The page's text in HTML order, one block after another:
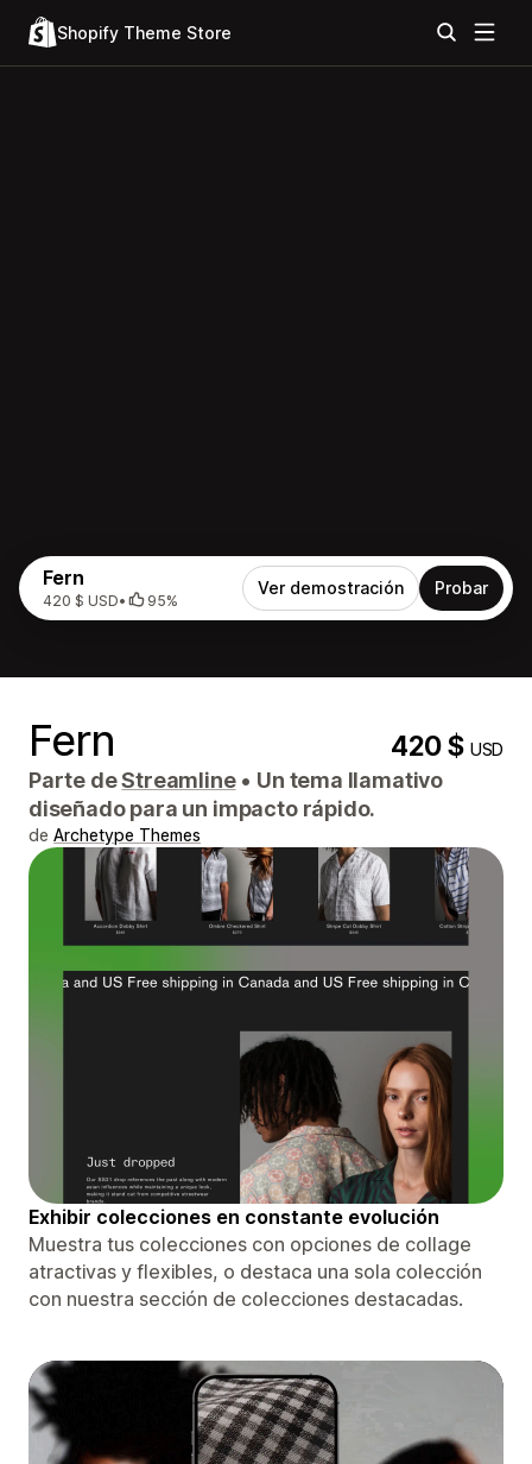
Shopify Theme Store
Fern
420 $ USD• 95%
Ver demostración Probar
Fern 420 $USD
Parte deStreamline • Un tema llamativo
diseñado para un impacto rápido.
de Archetype Themes
Exhibir colecciones en constante evolución
Muestra tus colecciones con opciones de collage
atractivas y flexibles, o destaca una sola colección
con nuestra sección de colecciones destacadas.